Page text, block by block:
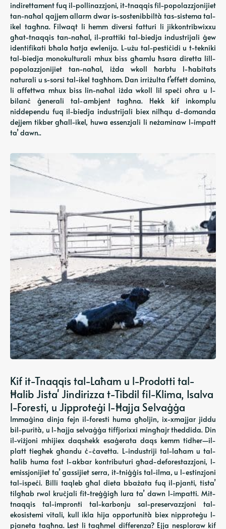
indirettament fuq il-pollinazzjoni, it-tnaqqis fil-popolazzjonijiet
tan-naħal qajjem allarm dwar is-sostenibbiltà tas-sistema tal-
ikel tagħna. Filwaqt li hemm diversi fatturi li jikkontribwixxu
għat-tnaqqis tan-naħal, il-prattiki tal-biedja industrijali ġew
identifikati bħala ħatja ewlenija. L-użu tal-pestiċidi u t-tekniki
tal-biedja monokulturali mhux biss għamlu ħsara diretta lill-
popolazzjonijiet tan-naħal, iżda wkoll ħarbtu l-ħabitats
naturali u s-sorsi tal-ikel tagħhom. Dan irriżulta f’effett domino,
li affettwa mhux biss lin-naħal iżda wkoll lil speċi oħra u l-
bilanċ ġenerali tal-ambjent tagħna. Hekk kif inkomplu
niddependu fuq il-biedja industrijali biex nilħqu d-domanda
dejjem tikber għall-ikel, huwa essenzjali li neżaminaw l-impatt
ta’ dawn..
Kif it-Tnaqqis tal-Laħam u l-Prodotti tal-
Ħalib Jista' Jindirizza t-Tibdil fil-Klima, Isalva
l-Foresti, u Jipproteġi l-Ħajja Selvaġġa
Immaġina dinja fejn il-foresti huma għoljin, ix-xmajjar jiddu
bil-purità, u l-ħajja selvaġġa tiffjorixxi mingħajr theddida. Din
il-viżjoni mhijiex daqshekk esaġerata daqs kemm tidher—il-
platt tiegħek għandu ċ-ċavetta. L-industriji tal-laħam u tal-
ħalib huma fost l-akbar kontributuri għad-deforestazzjoni, l-
emissjonijiet ta’ gassijiet serra, it-tniġġis tal-ilma, u l-estinzjoni
tal-ispeċi. Billi taqleb għal dieta bbażata fuq il-pjanti, tista’
tilgħab rwol kruċjali fit-treġġigħ lura ta’ dawn l-impatti. Mit-
tnaqqis tal-impronti tal-karbonju sal-preservazzjoni tal-
ekosistemi vitali, kull ikla hija opportunità biex nipproteġu l-
pjaneta tagħna. Lest li tagħmel differenza? Ejja nesploraw kif